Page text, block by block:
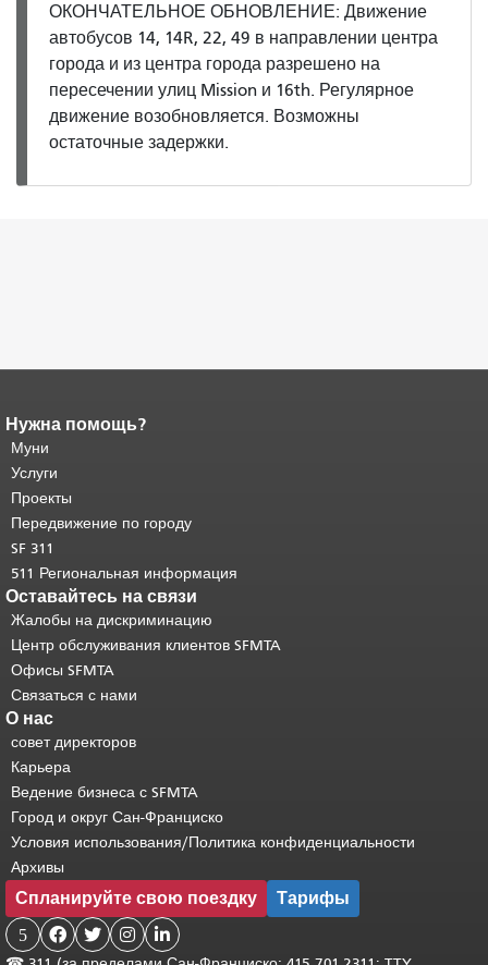
ОКОНЧАТЕЛЬНОЕ ОБНОВЛЕНИЕ: Движение
автобусов 14, 14R, 22, 49 в направлении центра
города и из центра города разрешено на
пересечении улиц Mission и 16th. Регулярное
движение возобновляется. Возможны
остаточные задержки.
Конец содержимого
страницы.
страницы повторяется на каждой
странице.
основного содержимого .
Нужна помощь?
Муни
Услуги
Проекты
Передвижение по городу
SF 311
511 Региональная информация
Оставайтесь на связи
Жалобы на дискриминацию
Центр обслуживания клиентов SFMTA
Офисы SFMTA
Связаться с нами
О нас
совет директоров
Карьера
Ведение бизнеса с SFMTA
Город и округ Сан-Франциско
Условия использования/Политика конфиденциальности
Архивы
Спланируйте свою поездку Тарифы
5    